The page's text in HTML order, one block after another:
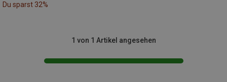
Du sparst 32%
1 von 1 Artikel angesehen